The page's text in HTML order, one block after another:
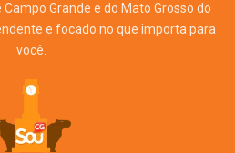
Grande e do Mato Grosso do
e focado no que importa para
você.